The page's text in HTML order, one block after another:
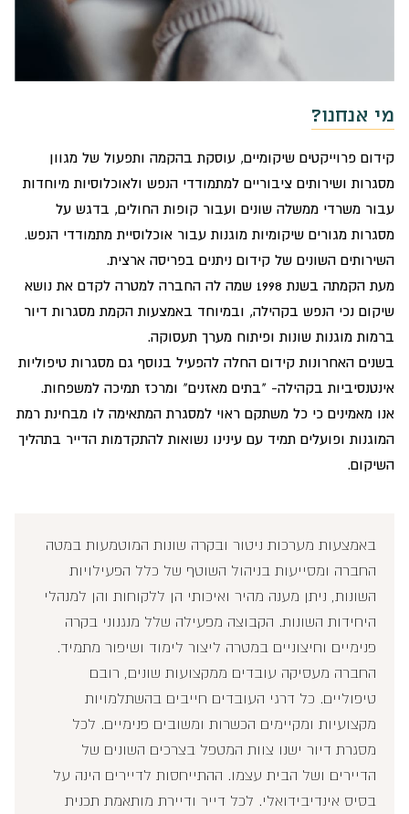
מי אנחנו?
קידום פרוייקטים שיקומיים, עוסקת בהקמה ותפעול של מגוון
מסגרות ושירותים ציבוריים למתמודדי הנפש ולאוכלוסיות מיוחדות
עבור משרדי ממשלה שונים ועבור קופות החולים, בדגש על
מסגרות מגורים שיקומיות מוגנות עבור אוכלוסיית מתמודדי הנפש.
השירותים השונים של קידום ניתנים בפריסה ארצית.
מעת הקמתה בשנת 1998 שמה לה החברה למטרה לקדם את נושא
שיקום נכי הנפש בקהילה, ובמיוחד באמצעות הקמת מסגרות דיור
ברמות מוגנות שונות ופיתוח מערך תעסוקה.
בשנים האחרונות קידום החלה להפעיל בנוסף גם מסגרות טיפוליות
אינטנסיביות בקהילה- "בתים מאזנים" ומרכז תמיכה למשפחות.
אנו מאמינים כי כל משתקם ראוי למסגרת המתאימה לו מבחינת רמת
המוגנות ופועלים תמיד עם עינינו נשואות להתקדמות הדייר בתהליך
השיקום.
באמצעות מערכות ניטור ובקרה שונות המוטמעות במטה
החברה ומסייעות בניהול השוטף של כלל הפעילויות
השונות, ניתן מענה מהיר ואיכותי הן ללקוחות והן למנהלי
היחידות השונות. הקבוצה מפעילה שלל מנגנוני בקרה
פנימיים וחיצוניים במטרה ליצור לימוד ושיפור מתמיד.
החברה מעסיקה עובדים ממקצועות שונים, רובם
טיפוליים. כל דרגי העובדים חייבים בהשתלמויות
מקצועיות ומקיימים הכשרות ומשובים פנימיים. לכל
מסגרת דיור ישנו צוות המטפל בצרכים השונים של
הדיירים ושל הבית עצמו. ההתייחסות לדיירים הינה על
בסיס אינדיבידואלי. לכל דייר ודיירת מותאמת תכנית